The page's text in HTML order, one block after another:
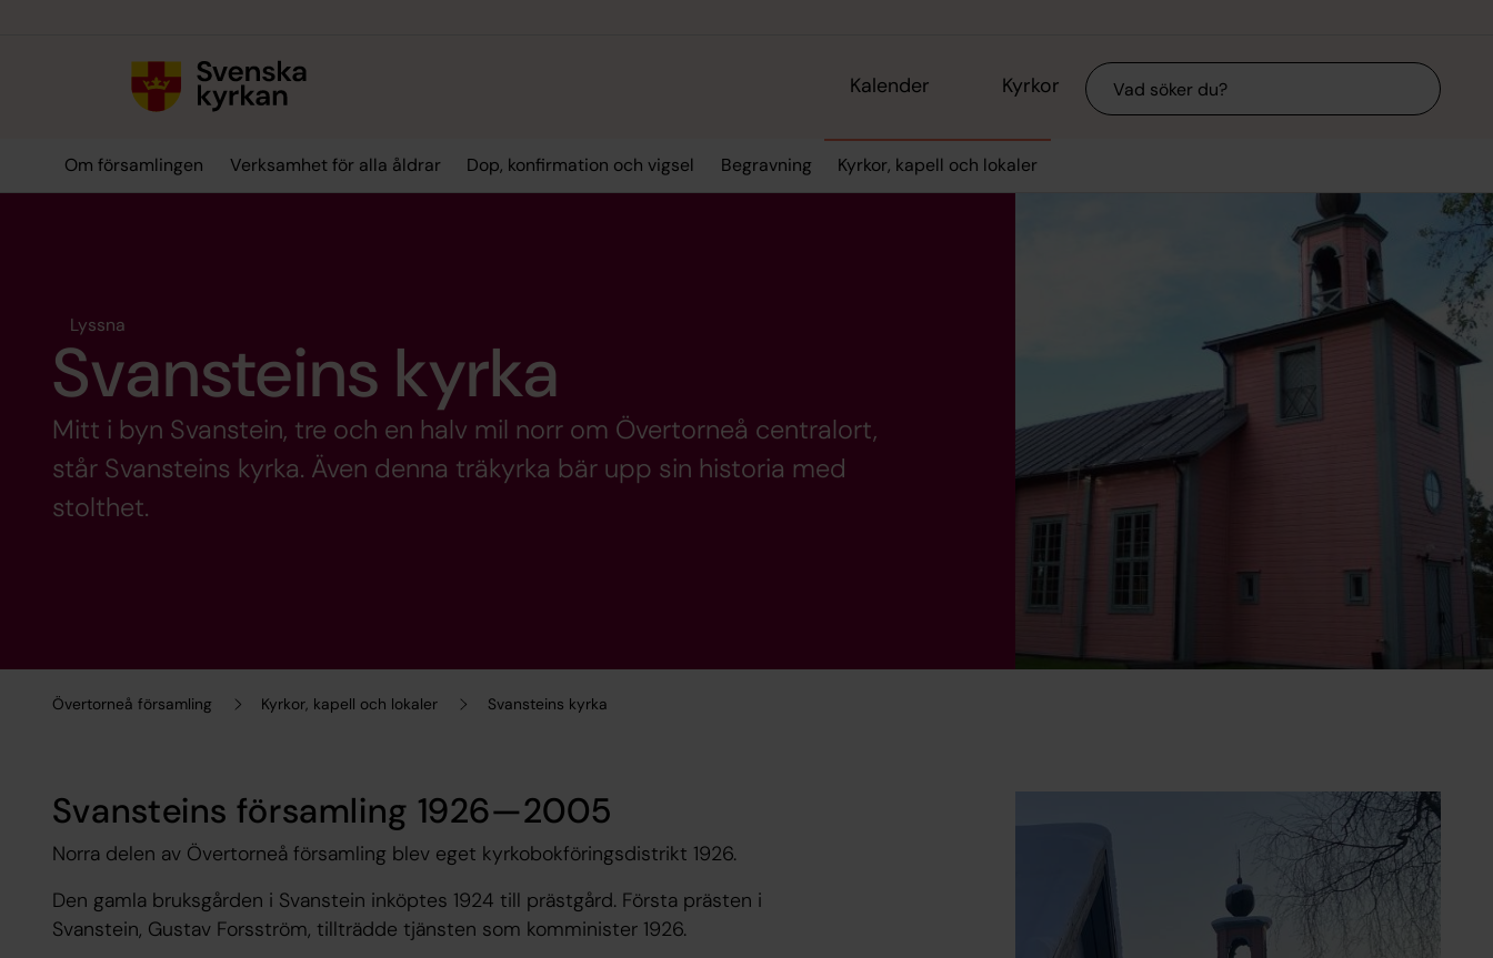
Kalender Kyrkor Sök
Om församlingen Verksamhet för alla åldrar Dop, konfirmation och vigsel Begravning Kyrkor, kapell och lokaler
Övertorneå församling Kyrkor, kapell och lokaler Svansteins kyrka
Lyssna
Svansteins kyrka
Mitt i byn Svanstein, tre och en halv mil norr om Övertorneå centralort,
står Svansteins kyrka. Även denna träkyrka bär upp sin historia med
stolthet.
Svansteins församling 1926—2005
Norra delen av Övertorneå församling blev eget kyrkobokföringsdistrikt 1926.
Den gamla bruksgården i Svanstein inköptes 1924 till prästgård. Första prästen i
Svanstein, Gustav Forsström, tillträdde tjänsten som komminister 1926.